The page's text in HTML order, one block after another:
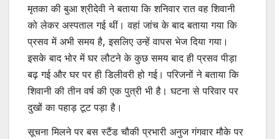
मृतका की बुआ श्रीदेवी ने बताया कि शनिवार रात वह शिवानी
को लेकर अस्पताल गई थीं। वहां जांच के बाद बताया गया कि
प्रसव में अभी समय है, इसलिए उन्हें वापस भेज दिया गया।
इसके बाद भोर में घर लौटने के कुछ समय बाद ही प्रसव पीड़ा
बढ़ गई और घर पर ही डिलीवरी हो गई। परिजनों ने बताया कि
शिवानी की तीन वर्ष की एक पुत्री भी है। घटना से परिवार पर
दुखों का पहाड़ टूट पड़ा है।
सूचना मिलने पर बस स्टैंड चौकी प्रभारी अनुज गंगवार मौके पर